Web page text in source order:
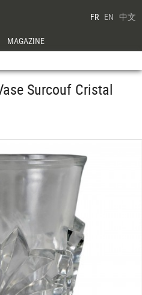
FR EN 中文
MAGAZINE
Surcouf Cristal